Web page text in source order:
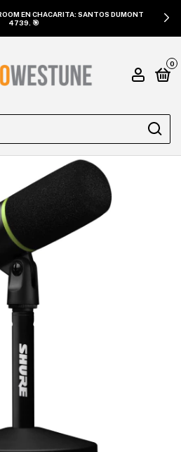
EN CHACARITA: SANTOS DUMONT
4739. 🎯
0